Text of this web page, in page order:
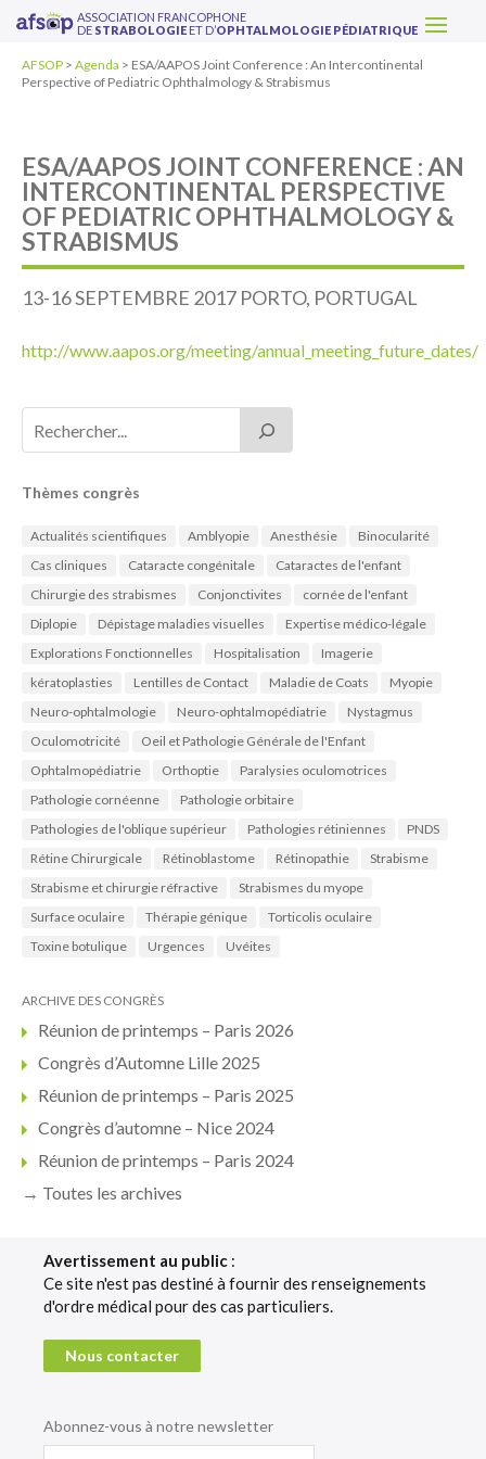
ASSOCIATION FRANCOPHONE
DE STRABOLOGIE ET D’OPHTALMOLOGIE PÉDIATRIQUE
AFSOP > Agenda > ESA/AAPOS Joint Conference : An Intercontinental
Perspective of Pediatric Ophthalmology & Strabismus
ESA/AAPOS JOINT CONFERENCE : AN
INTERCONTINENTAL PERSPECTIVE
OF PEDIATRIC OPHTHALMOLOGY &
STRABISMUS
13-16 SEPTEMBRE 2017 PORTO, PORTUGAL
http://www.aapos.org/meeting/annual_meeting_future_dates/
Thèmes congrès
Actualités scientifiques Amblyopie Anesthésie
Binocularité
Cas cliniques
Cataracte congénitale
Cataractes de l'enfant
Chirurgie des strabismes
Conjonctivites
cornée de l'enfant
Diplopie
Dépistage maladies visuelles
Expertise médico-légale
Explorations Fonctionnelles
Hospitalisation
Imagerie
kératoplasties
Lentilles de Contact Maladie de Coats
Myopie
Neuro-ophtalmologie
Neuro-ophtalmopédiatrie
Nystagmus
Oculomotricité
Oeil et Pathologie Générale de l'Enfant
Ophtalmopédiatrie
Orthoptie
Paralysies oculomotrices
Pathologie cornéenne
Pathologie orbitaire
Pathologies de l'oblique supérieur
Pathologies rétiniennes
PNDS
Rétine Chirurgicale
Rétinoblastome Rétinopathie
Strabisme
Strabisme et chirurgie réfractive
Strabismes du myope
Surface oculaire
Thérapie génique
Torticolis oculaire
Toxine botulique
Urgences Uvéites
ARCHIVE DES CONGRÈS
Réunion de printemps – Paris 2026
Congrès d’Automne Lille 2025
Réunion de printemps – Paris 2025
Congrès d’automne – Nice 2024
Réunion de printemps – Paris 2024
→ Toutes les archives
Avertissement au public :
Ce site n'est pas destiné à fournir des renseignements
d'ordre médical pour des cas particuliers.
Nous contacter
Abonnez-vous à notre newsletter